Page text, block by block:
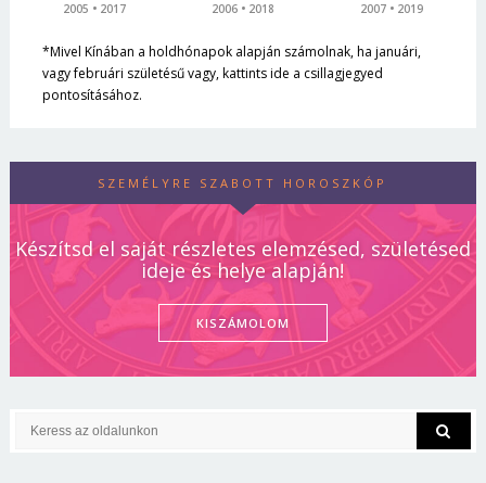
2005
2017
2006
2018
2007
2019
*Mivel Kínában a holdhónapok alapján számolnak, ha januári,
vagy februári születésű vagy, kattints ide a csillagjegyed
pontosításához.
SZEMÉLYRE SZABOTT HOROSZKÓP
Készítsd el saját részletes elemzésed, születésed
ideje és helye alapján!
KISZÁMOLOM